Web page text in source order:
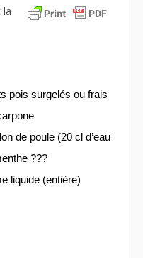
pois surgelés ou frais
de poule (20 cl d’eau
???
liquide (entière)